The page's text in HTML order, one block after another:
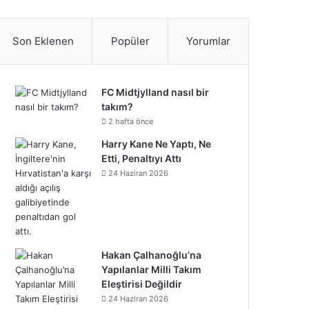
o
o
k
e
r
r
e
s
t
d
n
b
r
s
t
a
r
a
m
o
t
i
y
T
o
r
e
o
n
Son Eklenen Popüler Yorumlar
FC Midtjylland nasıl bir
takım?
2 hafta önce
Harry Kane Ne Yaptı, Ne
Etti, Penaltıyı Attı
24 Haziran 2026
Hakan Çalhanoğlu’na
Yapılanlar Milli Takım
Eleştirisi Değildir
24 Haziran 2026